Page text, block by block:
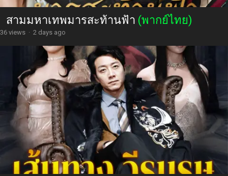
สามมหาเทพมารสะท้านฟ้า (พากย์ไทย)
36 views · 2 days ago